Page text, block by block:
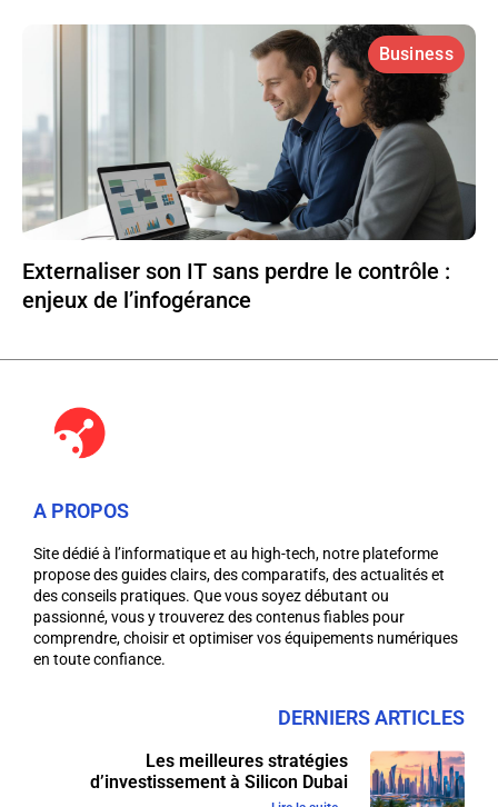
Business
Externaliser son IT sans perdre le contrôle :
enjeux de l’infogérance
A PROPOS
Site dédié à l’informatique et au high-tech, notre plateforme
propose des guides clairs, des comparatifs, des actualités et
des conseils pratiques. Que vous soyez débutant ou
passionné, vous y trouverez des contenus fiables pour
comprendre, choisir et optimiser vos équipements numériques
en toute confiance.
DERNIERS ARTICLES
Les meilleures stratégies
d’investissement à Silicon Dubai